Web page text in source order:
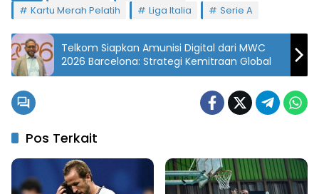
Kartu Merah Pelatih
Liga Italia Serie A
Telkom Siapkan Amunisi Digital dari MWC
2026 Barcelona: Strategi Kemitraan Global
Pos Terkait